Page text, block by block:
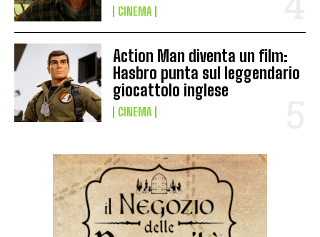
CINEMA
Action Man diventa un film:
Hasbro punta sul leggendario
giocattolo inglese
CINEMA